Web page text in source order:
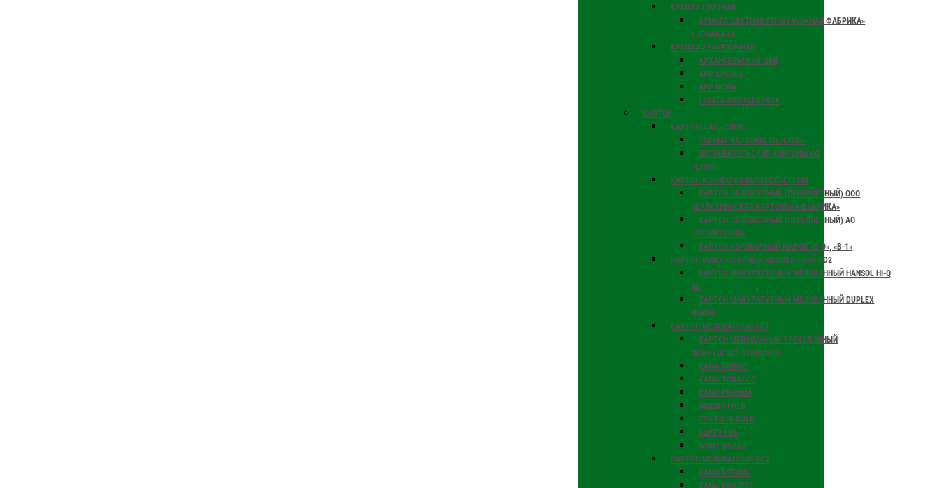
БУМАГА ЦВЕТНАЯ
БУМАГА ЦВЕТНАЯ УП «БУМАЖНАЯ ФАБРИКА»
ГОЗНАКА РБ
БУМАГА ЭТИКЕТОЧНАЯ
АРХАНГЕЛЬСКИЙ ЦБК
APP XPLORE
АРР NEVIA
LEBELS AND FLEXPACK
КАРТОН
КАРТОНЫ АО «СЛПК»
ТАРНЫЕ КАРТОНЫ АО «СЛПК»
ПОТРЕБИТЕЛЬСКИЕ КАРТОНЫ АО
«СЛПК»
КАРТОН КОРОБОЧНЫЙ/ПЕРЕПЛЕТНЫЙ
КАРТОН ОБЛОЖЕЧНЫЙ (ПЕРЕПЛЁТНЫЙ) ООО
«БАЛАХНИНСКАЯ КАРТОННАЯ ФАБРИКА»
КАРТОН ОБЛОЖЕЧНЫЙ (ПЕРЕПЛЕТНЫЙ) АО
«ПРОЛЕТАРИЙ»
КАРТОН КОРОБОЧНЫЙ МАРОК «В-0», «В-1»
КАРТОН МАКУЛАТУРНЫЙ МЕЛОВАННЫЙ GD2
КАРТОН МАКУЛАТУРНЫЙ МЕЛОВАННЫЙ HANSOL HI-Q
SC
КАРТОН МАКУЛАТУРНЫЙ МЕЛОВАННЫЙ DUPLEX
BOARD
КАРТОН МЕЛОВАННЫЙ GC1
КАРТОН МЕЛОВАННЫЙ ТРЕХСЛОЙНЫЙ
ДОБРУШ GC1 STANDARD
КАМА BRIGHT
KAMA TOBACCO
KAMA PHARMA
NINGBO FOLD
ZENITH HI-BULK
SUPER FBB
IVORY BOARD
КАРТОН МЕЛОВАННЫЙ GC2
КАМА STRONG
KAMA PROJECT